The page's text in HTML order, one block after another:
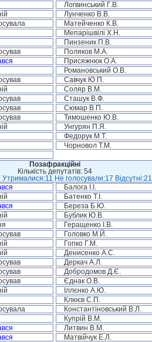
Логвинський Г.В.
Лунченко В.В.
Матейченко К.В.
Мепарішвілі Х.Н.
Пинзеник П.В.
Поляков М.А.
Присяжнюк О.А.
Романовський О.В.
Савчук Ю.П.
Соляр В.М.
Сташук В.Ф.
Сюмар В.П.
Тимошенко Ю.В.
Унгурян П.Я.
Федорук М.Т.
Чорновол Т.М.
Позафракційні
Кількість депутатів: 54
Не голосували:17 Відсутні:21
Балога І.І.
Батенко Т.І.
Береза Б.Ю.
Бублик Ю.В.
Геращенко І.В.
Головко М.Й.
Гопко Г.М.
Денисенко А.С.
Деркач А.Л.
Добродомов Д.Є.
Єднак О.В.
Іллєнко А.Ю.
Клюєв С.П.
Константіновський В.Л.
Купрій В.М.
Литвин В.М.
Матвійчук Е.Л.